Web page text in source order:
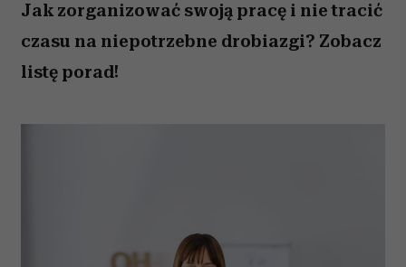
Jak zorganizować swoją pracę i nie tracić
czasu na niepotrzebne drobiazgi? Zobacz
listę porad!